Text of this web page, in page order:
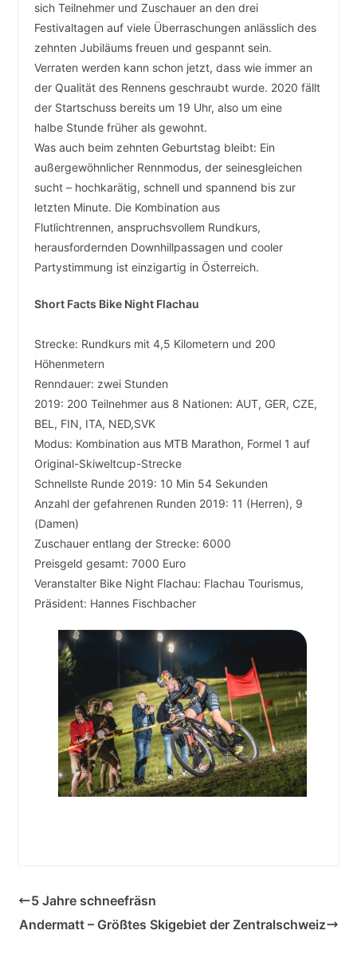
sich Teilnehmer und Zuschauer an den drei
Festivaltagen auf viele Überraschungen anlässlich des
zehnten Jubiläums freuen und gespannt sein.
Verraten werden kann schon jetzt, dass wie immer an
der Qualität des Rennens geschraubt wurde. 2020 fällt
der Startschuss bereits um 19 Uhr, also um eine
halbe Stunde früher als gewohnt.
Was auch beim zehnten Geburtstag bleibt: Ein
außergewöhnlicher Rennmodus, der seinesgleichen
sucht – hochkarätig, schnell und spannend bis zur
letzten Minute. Die Kombination aus
Flutlichtrennen, anspruchsvollem Rundkurs,
herausfordernden Downhillpassagen und cooler
Partystimmung ist einzigartig in Österreich.
Short Facts Bike Night Flachau
Strecke: Rundkurs mit 4,5 Kilometern und 200
Höhenmetern
Renndauer: zwei Stunden
2019: 200 Teilnehmer aus 8 Nationen: AUT, GER, CZE,
BEL, FIN, ITA, NED,SVK
Modus: Kombination aus MTB Marathon, Formel 1 auf
Original-Skiweltcup-Strecke
Schnellste Runde 2019: 10 Min 54 Sekunden
Anzahl der gefahrenen Runden 2019: 11 (Herren), 9
(Damen)
Zuschauer entlang der Strecke: 6000
Preisgeld gesamt: 7000 Euro
Veranstalter Bike Night Flachau: Flachau Tourismus,
Präsident: Hannes Fischbacher
5 Jahre schneefräsn
Andermatt – Größtes Skigebiet der Zentralschweiz